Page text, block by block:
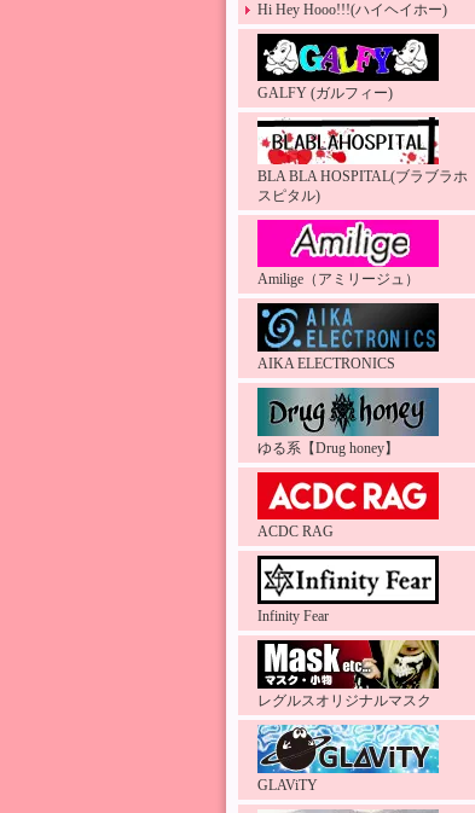
Hi Hey Hooo!!!(ハイヘイホー)
GALFY (ガルフィー)
BLA BLA HOSPITAL(ブラブラホ
スピタル)
Amilige（アミリージュ）
AIKA ELECTRONICS
ゆる系【Drug honey】
ACDC RAG
Infinity Fear
レグルスオリジナルマスク
GLAViTY